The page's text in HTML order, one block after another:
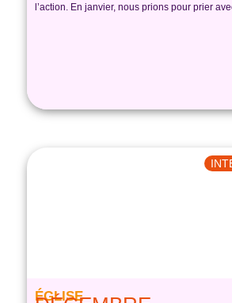
l’action. En janvier, nous prions pour prier
ÉGLISE